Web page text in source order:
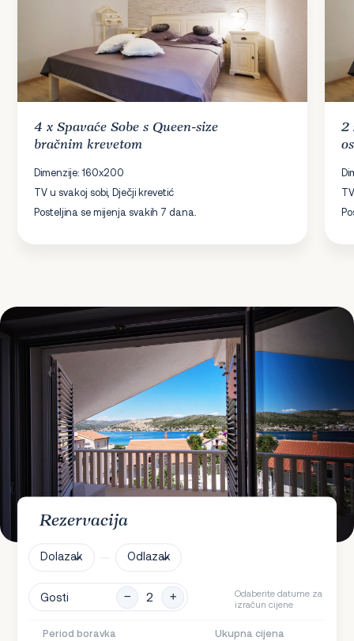
4 xSpavaće Sobes Queen-size
bračnim krevetom
Dimenzije: 160x200
TV u svakoj sobi, Dječji krevetić
Posteljina se mijenja svakih 7 dana.
2
Rezervacija
Dolazak Odlazak
Gosti
Odaberite datume za
izračun cijene
Period boravka Ukupna cijena